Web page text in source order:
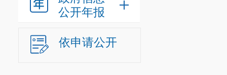
公开年报
依申请公开